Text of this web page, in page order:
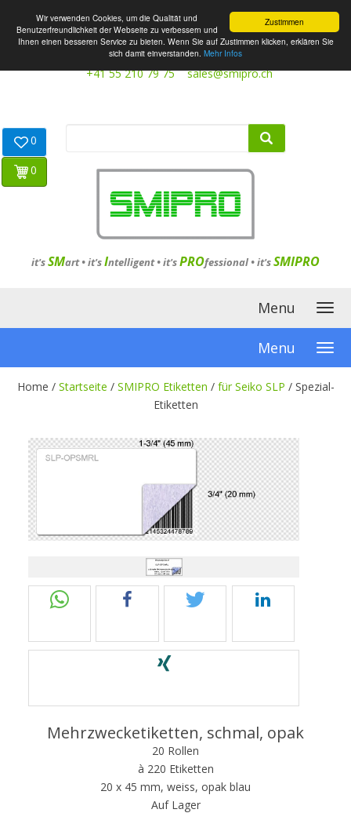
Zustimmen
Wir verwenden Cookies, um die Qualität und
Benutzerfreundlichkeit der Webseite zu verbessern und
Ihnen einen besseren Service zu bieten. Wenn Sie auf Zustimmen klicken, erklären Sie
sich damit einverstanden. Mehr Infos
+41 55 210 79 75 sales@smipro.ch
it'sSMart •it'sIntelligent•it'sPROfessional •it'sSMIPRO
0
0
Menu
Menu
Home / Startseite / SMIPRO Etiketten / für Seiko SLP / Spezial-
Etiketten
Mehrzwecketiketten, schmal, opak
20 Rollen
à 220 Etiketten
20 x 45 mm, weiss, opak blau
Auf Lager